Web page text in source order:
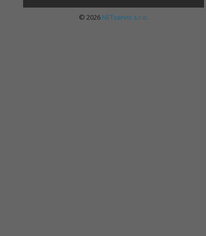
© 2026 NETservis s.r.o.